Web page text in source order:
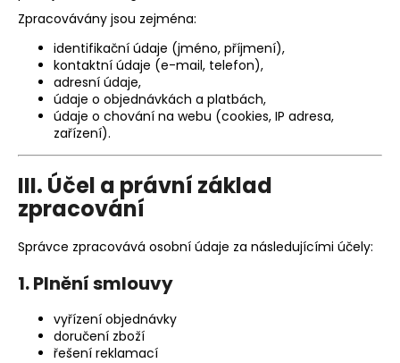
Zpracovávány jsou zejména:
identifikační údaje (jméno, příjmení),
kontaktní údaje (e-mail, telefon),
adresní údaje,
údaje o objednávkách a platbách,
údaje o chování na webu (cookies, IP adresa,
zařízení).
III. Účel a právní základ
zpracování
Správce zpracovává osobní údaje za následujícími účely:
1. Plnění smlouvy
vyřízení objednávky
doručení zboží
řešení reklamací
u
č
KOLÍK
20X100
77